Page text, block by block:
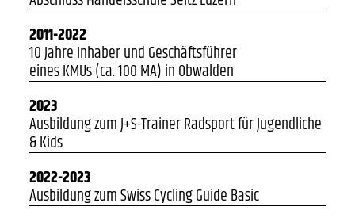
2011-2022
10 Jahre Inhaber und Geschäftsführer
eines KMUs (ca. 100 MA) in Obwalden
2023
Ausbildung zum J+S-Trainer Radsport für Jugendliche
& Kids
2022-2023
Ausbildung zum Swiss Cycling Guide Basic